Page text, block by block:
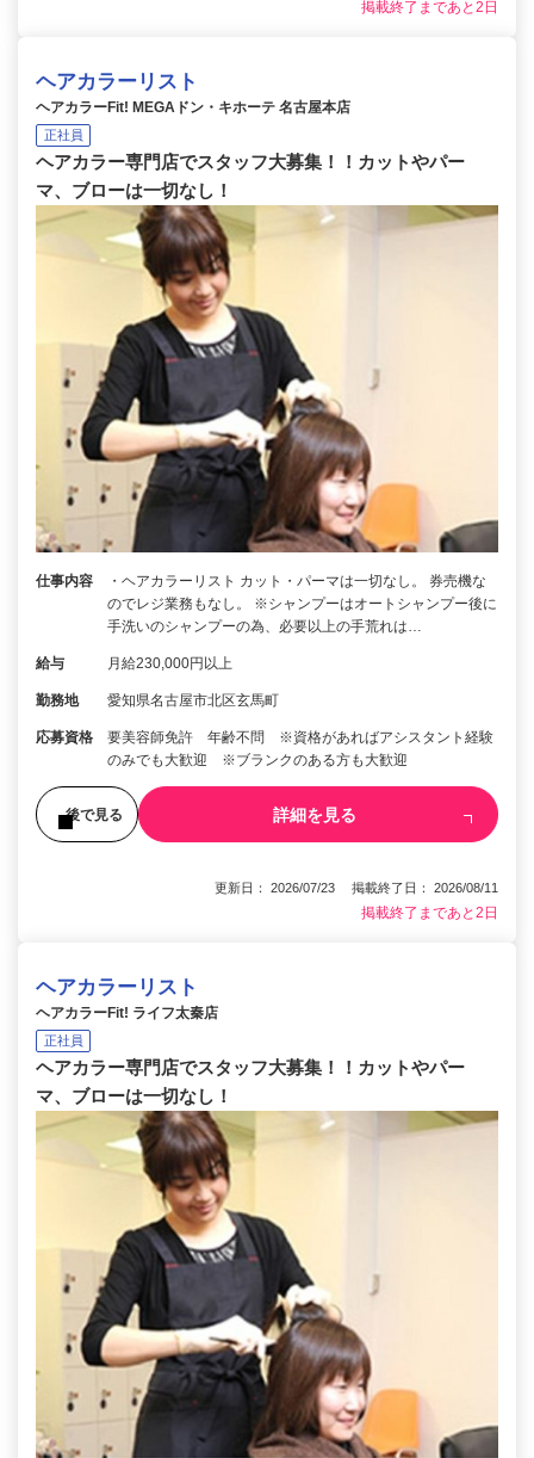
掲載終了まであと2日
ヘアカラーリスト
ヘアカラーFit! MEGAドン・キホーテ 名古屋本店
正社員
ヘアカラー専門店でスタッフ大募集！！カットやパー
マ、ブローは一切なし！
仕事内容
・ヘアカラーリスト カット・パーマは一切なし。 券売機な
のでレジ業務もなし。 ※シャンプーはオートシャンプー後に
手洗いのシャンプーの為、必要以上の手荒れは…
給与 月給230,000円以上
勤務地 愛知県名古屋市北区玄馬町
応募資格
要美容師免許 年齢不問 ※資格があればアシスタント経験
のみでも大歓迎 ※ブランクのある方も大歓迎
後で見る 詳細を見る
更新日： 2026/07/23 掲載終了日： 2026/08/11
掲載終了まであと2日
ヘアカラーリスト
ヘアカラーFit! ライフ太秦店
正社員
ヘアカラー専門店でスタッフ大募集！！カットやパー
マ、ブローは一切なし！